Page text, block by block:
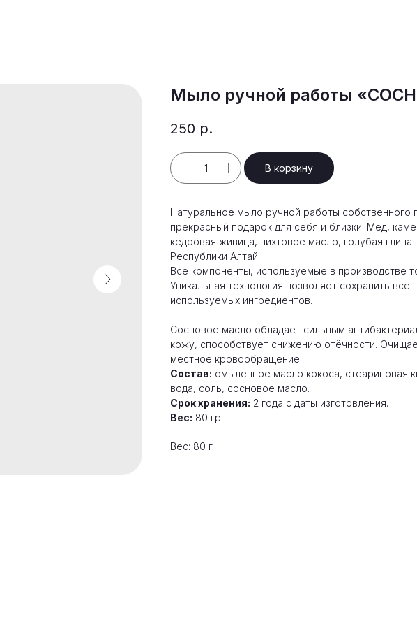
Мыло ручной работы
250 р.
В корзину
Натуральное мыло ручной работы собственного
прекрасный подарок для себя и близки. Мед,
кедровая живица, пихтовое масло, голубая
Республики Алтай.
Все компоненты, используемые в производстве
Уникальная технология позволяет сохранить
используемых ингредиентов.
Сосновое масло обладает сильным
кожу, способствует снижению отёчности.
местное кровообращение.
Состав: омыленное масло кокоса, стеариновая
вода, соль, сосновое масло.
Срок хранения: 2 года с даты изготовления.
Вес: 80 гр.
Вес: 80 г